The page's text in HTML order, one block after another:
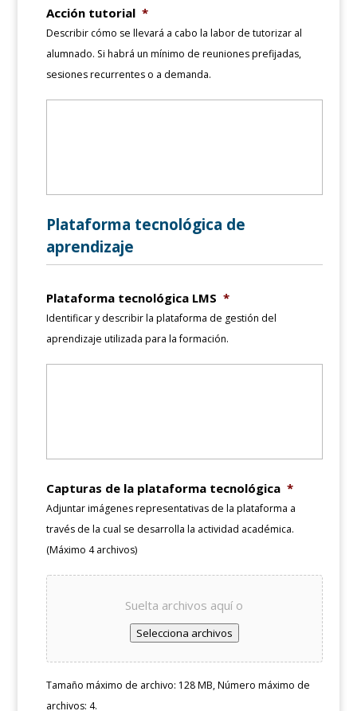
Acción tutorial *
Describir cómo se llevará a cabo la labor de tutorizar al
alumnado. Si habrá un mínimo de reuniones prefijadas,
sesiones recurrentes o a demanda.
Plataforma tecnológica de
aprendizaje
Plataforma tecnológica LMS *
Identificar y describir la plataforma de gestión del
aprendizaje utilizada para la formación.
Capturas de la plataforma tecnológica *
Adjuntar imágenes representativas de la plataforma a
través de la cual se desarrolla la actividad académica.
(Máximo 4 archivos)
Suelta archivos aquí o
Selecciona archivos
Tamaño máximo de archivo: 128 MB, Número máximo de
archivos: 4.